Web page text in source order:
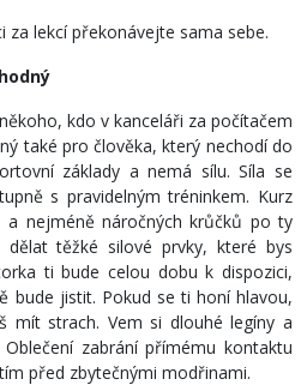
za lekcí překonávejte sama sebe.
kdo v kanceláři za počítačem
také pro člověka, který nechodí do
základy a nemá sílu. Síla se
s pravidelným tréninkem. Kurz
a nejméně náročných krůčků po ty
dělat těžké silové prvky, které bys
ti bude celou dobu k dispozici,
bude jistit. Pokud se ti honí hlavou,
mít strach. Vem si dlouhé legíny a
zabrání přímému kontaktu
před zbytečnými modřinami.